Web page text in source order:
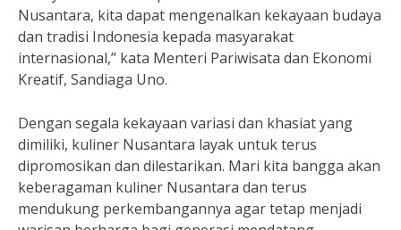
Nusantara, kita dapat mengenalkan kekayaan budaya
dan tradisi Indonesia kepada masyarakat
internasional,” kata Menteri Pariwisata dan Ekonomi
Kreatif, Sandiaga Uno.
Dengan segala kekayaan variasi dan khasiat yang
dimiliki, kuliner Nusantara layak untuk terus
dipromosikan dan dilestarikan. Mari kita bangga akan
keberagaman kuliner Nusantara dan terus
mendukung perkembangannya agar tetap menjadi